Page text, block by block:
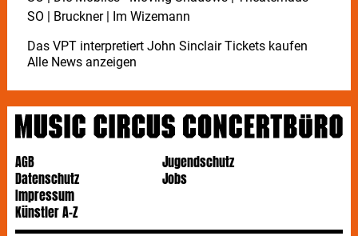
SO | Bruckner | Im Wizemann
Das VPT interpretiert John Sinclair Tickets kaufen
Alle News anzeigen
AGB
Datenschutz
Impressum
Jugendschutz
Jobs
Künstler A-Z